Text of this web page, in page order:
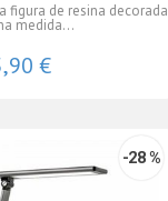
figura de resina decorada
medida...
€
-28 %